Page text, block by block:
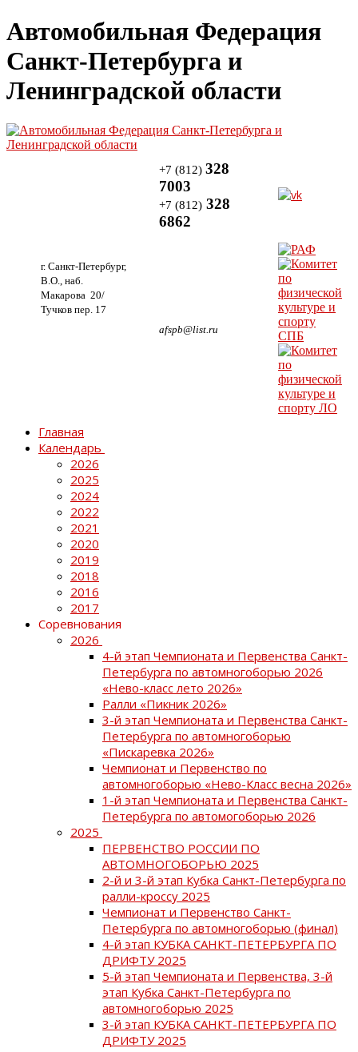
Автомобильная Федерация
Санкт-Петербурга и
Ленинградской области
г. Санкт-Петербург,
В.О., наб.
Макарова 20/
Тучков пер. 17
+7 (812) 328
7003
+7 (812) 328
6862
afspb@list.ru
Главная
Календарь
2026
2025
2024
2022
2021
2020
2019
2018
2016
2017
Соревнования
2026
4-й этап Чемпионата и Первенства Санкт-
Петербурга по автомногоборью 2026
«Нево-класс лето 2026»
Ралли «Пикник 2026»
3-й этап Чемпионата и Первенства Санкт-
Петербурга по автомногоборью
«Пискаревка 2026»
Чемпионат и Первенство по
автомногоборью «Нево-Класс весна 2026»
1-й этап Чемпионата и Первенства Санкт-
Петербурга по автомогоборью 2026
2025
ПЕРВЕНСТВО РОССИИ ПО
АВТОМНОГОБОРЬЮ 2025
2-й и 3-й этап Кубка Санкт-Петербурга по
ралли-кроссу 2025
Чемпионат и Первенство Санкт-
Петербурга по автомногоборью (финал)
4-й этап КУБКА САНКТ-ПЕТЕРБУРГА ПО
ДРИФТУ 2025
5-й этап Чемпионата и Первенства, 3-й
этап Кубка Санкт-Петербурга по
автомногоборью 2025
3-й этап КУБКА САНКТ-ПЕТЕРБУРГА ПО
ДРИФТУ 2025